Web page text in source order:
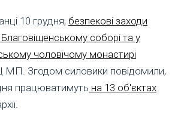
10 грудня, безпекові заходи
соборі та у
чоловічому монастирі
МП. Згодом силовики повідомили,
працюватимуть на 13 об'єктах